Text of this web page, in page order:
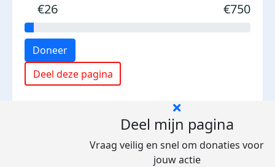
€26 €750
Doneer
Deel deze pagina
Deel mijn pagina
Vraag veilig en snel om donaties voor
jouw actie